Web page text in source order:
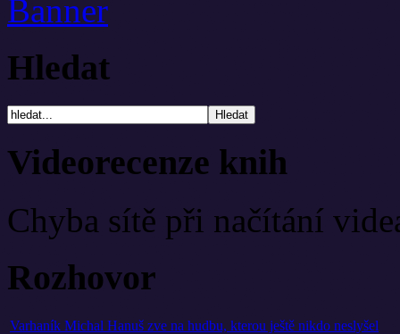
Hledat
Videorecenze knih
Chyba sítě při načítání
Rozhovor
Varhaník Michal Hanuš zve na hudbu, kterou ještě nikdo neslyšel